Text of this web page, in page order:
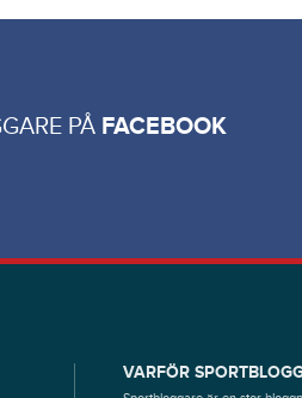
PÅ FACEBOOK
VARFÖR